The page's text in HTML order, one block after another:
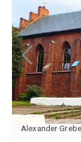
Alexander